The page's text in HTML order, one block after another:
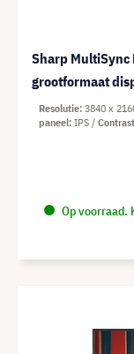
Sharp
grootformaat
Op voorraad.
Resolutie 3840 x
paneel IPS Contrast